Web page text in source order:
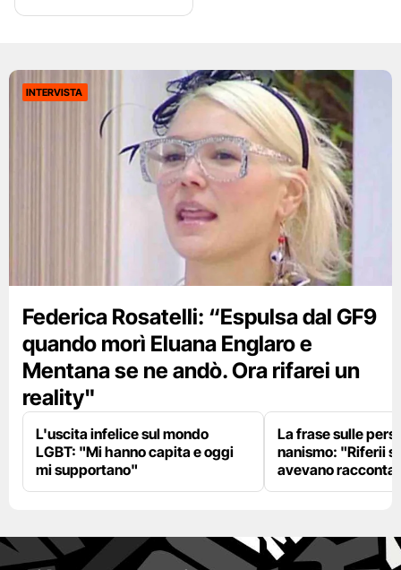
INTERVISTA
Federica Rosatelli: “Espulsa dal GF9
quando morì Eluana Englaro e
Mentana se ne andò. Ora rifarei un
reality"
L'uscita infelice sul mondo
LGBT: "Mi hanno capita e oggi
mi supportano"
La frase sulle
nanismo: "Riferii
avevano